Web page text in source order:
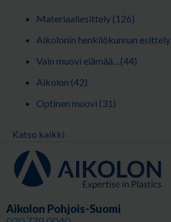
Materiaaliesittely (126)
Aikolonin henkilökunnan esittely
Vain muovi elämää... (44)
Aikolon (42)
Optinen muovi (31)
Katso kaikki
Aikolon Pohjois-Suomi